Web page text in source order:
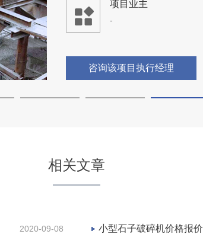
项目业主
-
咨询该项目执行经理
相关文章
2020-09-08 小型石子破碎机价格报价